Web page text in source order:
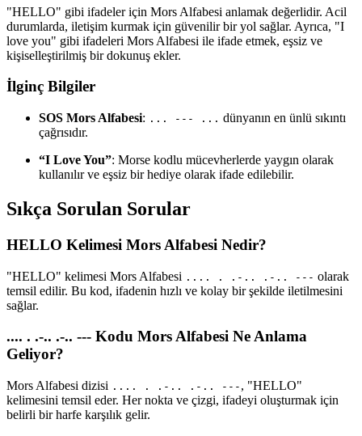
"HELLO" gibi ifadeler için Mors Alfabesi anlamak değerlidir. Acil
durumlarda, iletişim kurmak için güvenilir bir yol sağlar. Ayrıca, "I
love you" gibi ifadeleri Mors Alfabesi ile ifade etmek, eşsiz ve
kişiselleştirilmiş bir dokunuş ekler.
İlginç Bilgiler
SOS Mors Alfabesi: ... --- ... dünyanın en ünlü sıkıntı
çağrısıdır.
“I Love You”: Morse kodlu mücevherlerde yaygın olarak
kullanılır ve eşsiz bir hediye olarak ifade edilebilir.
Sıkça Sorulan Sorular
HELLO Kelimesi Mors Alfabesi Nedir?
"HELLO" kelimesi Mors Alfabesi .... . .-.. .-.. --- olarak
temsil edilir. Bu kod, ifadenin hızlı ve kolay bir şekilde iletilmesini
sağlar.
.... . .-.. .-.. --- Kodu Mors Alfabesi Ne Anlama
Geliyor?
Mors Alfabesi dizisi .... . .-.. .-.. --- , "HELLO"
kelimesini temsil eder. Her nokta ve çizgi, ifadeyi oluşturmak için
belirli bir harfe karşılık gelir.